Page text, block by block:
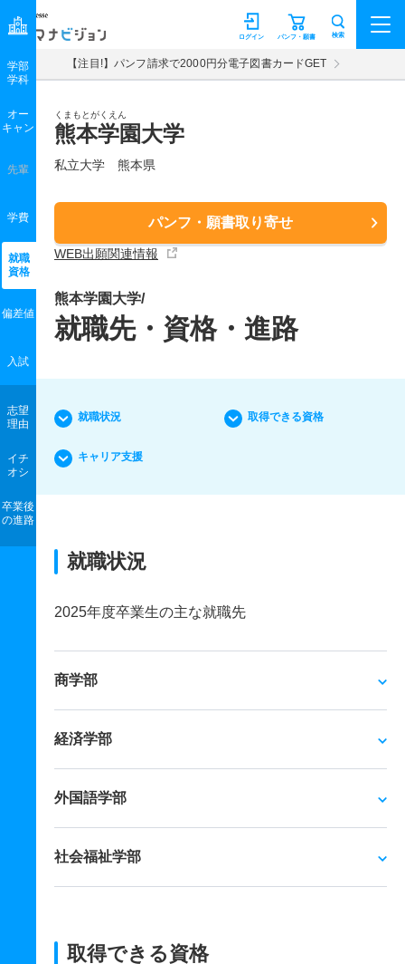
マナビジョン パンフ・願書
ログイン 検索
【注目!】パンフ請求で2000円分電子図書カードGET
くまもとがくえん
熊本学園大学
私立大学 熊本県
パンフ・願書取り寄せ
WEB出願関連情報
学部
学科
オー
キャン
先輩
学費
就職
資格
偏差値
入試
志望
理由
イチ
オシ
卒業後
の進路
熊本学園大学/
就職先・資格・進路
就職状況 取得できる資格
キャリア支援
就職状況
2025年度卒業生の主な就職先
商学部
経済学部
外国語学部
社会福祉学部
取得できる資格